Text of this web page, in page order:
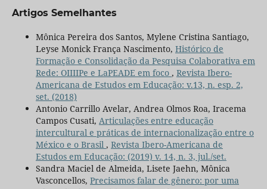
Artigos Semelhantes
Mônica Pereira dos Santos, Mylene Cristina Santiago,
Leyse Monick França Nascimento, Histórico de
Formação e Consolidação da Pesquisa Colaborativa em
Rede: OIIIIPe e LaPEADE em foco , Revista Ibero-
Americana de Estudos em Educação: v.13, n. esp. 2,
set. (2018)
Antonio Carrillo Avelar, Andrea Olmos Roa, Iracema
Campos Cusati, Articulações entre educação
intercultural e práticas de internacionalização entre o
México e o Brasil , Revista Ibero-Americana de
Estudos em Educação: (2019) v. 14, n. 3, jul./set.
Sandra Maciel de Almeida, Lisete Jaehn, Mônica
Vasconcellos, Precisamos falar de gênero: por uma